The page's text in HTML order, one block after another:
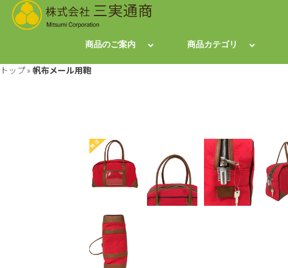
商品のご案内 商品カテゴリ
トップ» 帆布メール用鞄